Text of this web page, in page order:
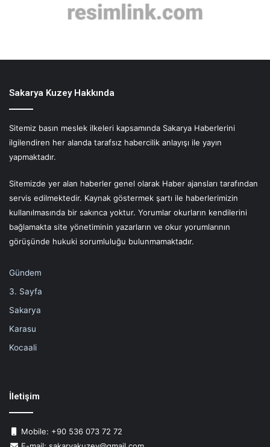
Sakarya Kuzey Hakkında
Sitemiz basın meslek ilkeleri kapsamında Sakarya Haberlerini
ilgilendiren her alanda tarafsız habercilik anlayışı ile yayın
yapmaktadır.
Sitemizde yer alan haberler genel olarak Haber ajansları tarafından
servis edilmektedir. Kaynak göstermek şartı ile haberlerimizin
kullanılmasında bir sakınca yoktur. Yorumlar okurların kendilerini
bağlamakta site yönetiminin yazarların ve okur yorumlarının
görüşünde hukuki sorumluluğu bulunmamaktadır.
Gündem
3. Sayfa
Sakarya
Karasu
Kocaali
İletişim
Mobile: +90 536 073 72 72